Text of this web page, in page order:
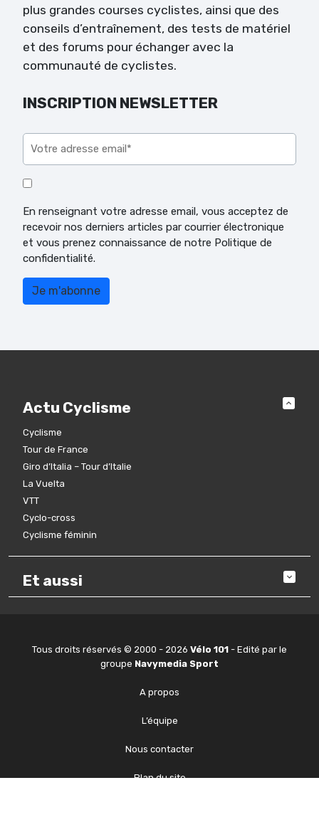
plus grandes courses cyclistes, ainsi que des
conseils d’entraînement, des tests de matériel
et des forums pour échanger avec la
communauté de cyclistes.
INSCRIPTION NEWSLETTER
En renseignant votre adresse email, vous acceptez de
recevoir nos derniers articles par courrier électronique
et vous prenez connaissance de notre Politique de
confidentialité.
Actu Cyclisme
Cyclisme
Tour de France
Giro d’Italia – Tour d’Italie
La Vuelta
VTT
Cyclo-cross
Cyclisme féminin
Et aussi
Tous droits réservés © 2000 - 2026 Vélo 101 - Edité par le
groupe Navymedia Sport
A propos
L’équipe
Nous contacter
Plan du site